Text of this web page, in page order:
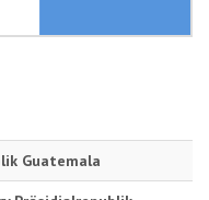
Guatemala